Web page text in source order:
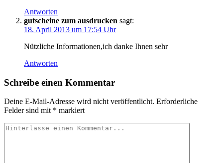
Antworten
gutscheine zum ausdrucken sagt:
18. April 2013 um 17:54 Uhr
Nützliche Informationen,ich danke Ihnen sehr
Antworten
Schreibe einen Kommentar
Deine E-Mail-Adresse wird nicht veröffentlicht. Erforderliche
Felder sind mit * markiert